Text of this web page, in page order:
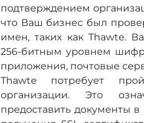
подтверждением
что Ваш бизнес был
имен, таких как Thawte.
256-битным уровнем
приложения, почтовые
Thawte потребует
организации. Это
предоставить документы